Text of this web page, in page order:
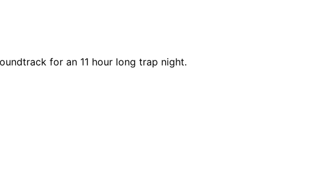
for an 11 hour long trap night.